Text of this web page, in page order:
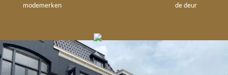
modemerken
de deur
drankje
Gratis retourneren in
de winkel
Deskundig
kledingadvies